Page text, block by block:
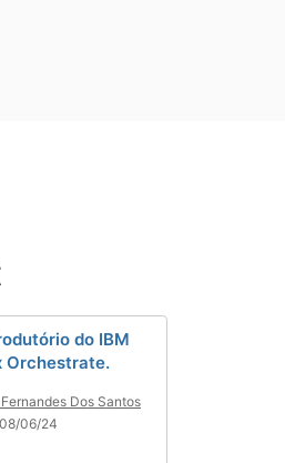
do IBM
Orchestrate.
Dos Santos
06/24